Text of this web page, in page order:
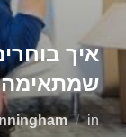
איך
שמתאימה
in